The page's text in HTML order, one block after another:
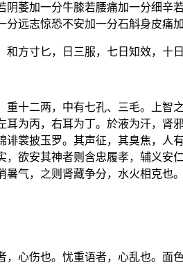
萎加一分牛膝若腰痛加一分细辛
远志惊恐不安加一分石斛身皮痛
方寸匕，日三服，七日知效，十
十二两，中有七孔、三毛。上智
为丙，右耳为丁。於液为汗，肾
裳披玉罗。其声征，其臭焦，人
欲安其神者则含忠履孝，辅义安
气，之则肾藏争分，水火相克也。
心伤也。忧重语者，心乱也。面